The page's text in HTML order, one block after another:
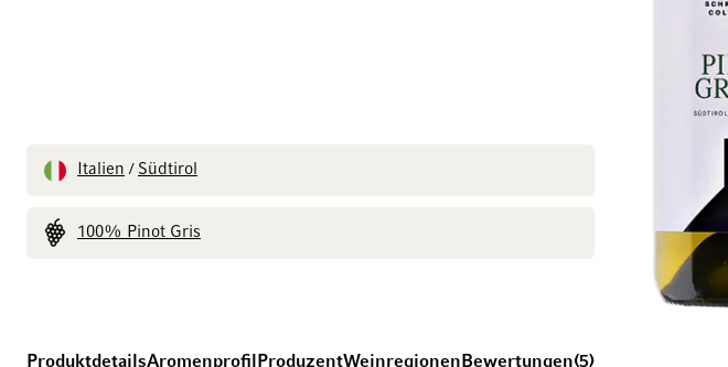
Italien / Südtirol
100% Pinot Gris
ProduktdetailsAromenprofil ProduzentWeinregionen Bewertungen 5